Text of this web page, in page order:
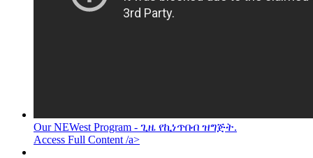
Our NEWest Program - ጊዜ የኪነጥበብ ዝግጅት.
Access Full Content /a>